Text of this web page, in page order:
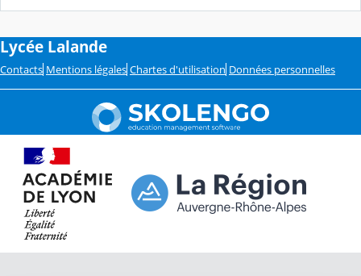
Lycée Lalande
Contacts Mentions légales Chartes d'utilisation Données personnelles